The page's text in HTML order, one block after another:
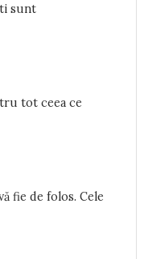
sunt
tot ceea ce
fie de folos. Cele